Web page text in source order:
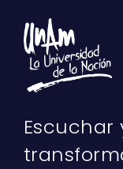
Escuchar